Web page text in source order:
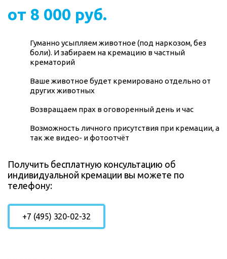
от 8 000 руб.
Гуманно усыпляем животное (под наркозом, без
боли). И забираем на кремацию в частный
крематорий
Ваше животное будет кремировано отдельно от
других животных
Возвращаем прах в оговоренный день и час
Возможность личного присутствия при кремации, а
так же видео- и фотоотчёт
Получить бесплатную консультацию об
индивидуальной кремации вы можете по
телефону:
+7 (495) 320-02-32